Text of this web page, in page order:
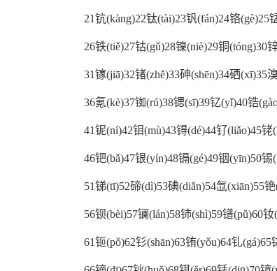
21钪(kàng)22钛(tài)23钒(fán)24铬(gè)25
26铁(tiě)27钴(gǔ)28镍(niè)29铜(tóng)30
31镓(jiā)32锗(zhě)33砷(shēn)34硒(xī)35
36氪(kè)37铷(rú)38锶(sī)39钇(yǐ)40锆
41铌(ní)42钼(mù)43锝(dé)44钌(liǎo)45铑
46钯(bǎ)47银(yín)48镉(gé)49铟(yīn)50锡
51锑(tī)52碲(dì)53碘(diǎn)54氙(xiān)55铯
56钡(bèi)57镧(lán)58铈(shì)59镨(pǔ)60钕
61钷(pǒ)62钐(shān)63铕(yǒu)64钆(gá)65